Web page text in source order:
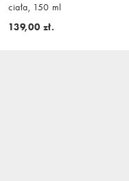
ciała, 150 ml
139,00 zł.